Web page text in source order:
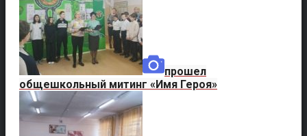
прошел
общешкольный митинг «Имя Героя»